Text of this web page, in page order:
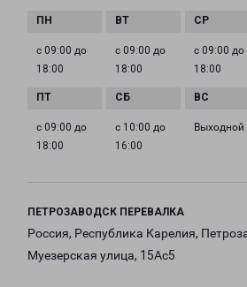
с 09:00 до
18:00
с 09:00 до
18:00
с 09:00 до
18:00
с 09:00 до
18:00
с 10:00 до
16:00
Выходной
ПЕТРОЗАВОДСК ПЕРЕВАЛКА
Россия, Республика Карелия,
Муезерская улица, 15Ас5